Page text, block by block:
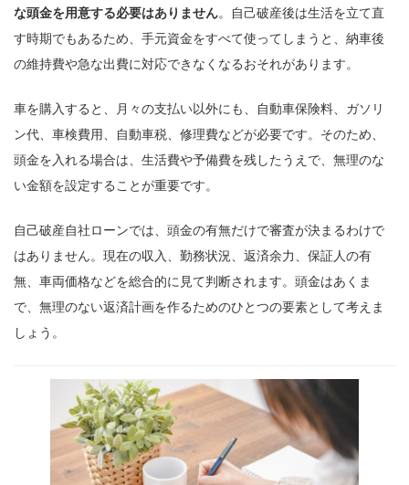
な頭金を用意する必要はありません。自己破産後は生活を立て直
す時期でもあるため、手元資金をすべて使ってしまうと、納車後
の維持費や急な出費に対応できなくなるおそれがあります。
車を購入すると、月々の支払い以外にも、自動車保険料、ガソリ
ン代、車検費用、自動車税、修理費などが必要です。そのため、
頭金を入れる場合は、生活費や予備費を残したうえで、無理のな
い金額を設定することが重要です。
自己破産自社ローンでは、頭金の有無だけで審査が決まるわけで
はありません。現在の収入、勤務状況、返済余力、保証人の有
無、車両価格などを総合的に見て判断されます。頭金はあくま
で、無理のない返済計画を作るためのひとつの要素として考えま
しょう。